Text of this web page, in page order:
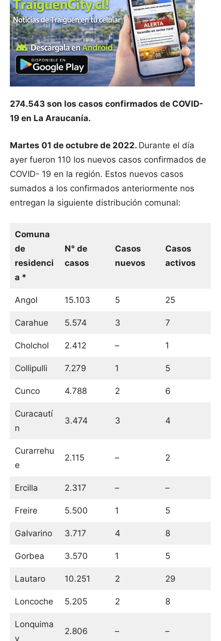
274.543 son los casos confirmados de COVID-
19 en La Araucanía.
Martes 01 de octubre de 2022. Durante el día
ayer fueron 110 los nuevos casos confirmados de
COVID- 19 en la región. Estos nuevos casos
sumados a los confirmados anteriormente nos
entregan la siguiente distribución comunal:
Comuna
de
residenci
a *
N° de
casos
Casos
nuevos
Casos
activos
Angol 15.103 5 25
Carahue 5.574 3 7
Cholchol 2.412 – 1
Collipulli 7.279 1 5
Cunco 4.788 2 6
Curacautí
n
3.474 3 4
Curarrehu
e
2.115 – 2
Ercilla 2.317 – –
Freire 5.500 1 5
Galvarino 3.717 4 8
Gorbea 3.570 1 5
Lautaro 10.251 2 29
Loncoche 5.205 2 8
Lonquima
y
2.806 – –